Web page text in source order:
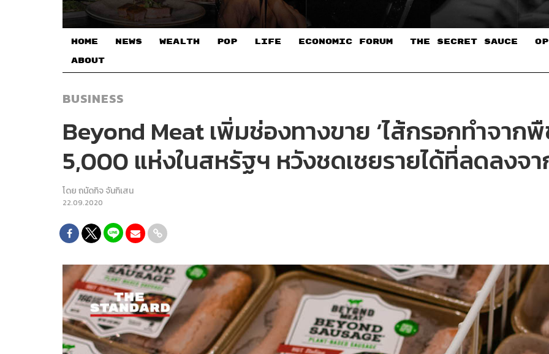
HOME NEWS WEALTH POP LIFE ECONOMIC FORUM THE SECRET SAUCE​
ABOUT
BUSINESS
Beyond Meat เพิ่มช่องทางขาย ‘ไส้กรอกทำจาก
5,000 แห่งในสหรัฐฯ หวังชดเชยรายได้ที่ลดลงจา
โดยถนัดกิจ จันกิเสน
22.09.2020